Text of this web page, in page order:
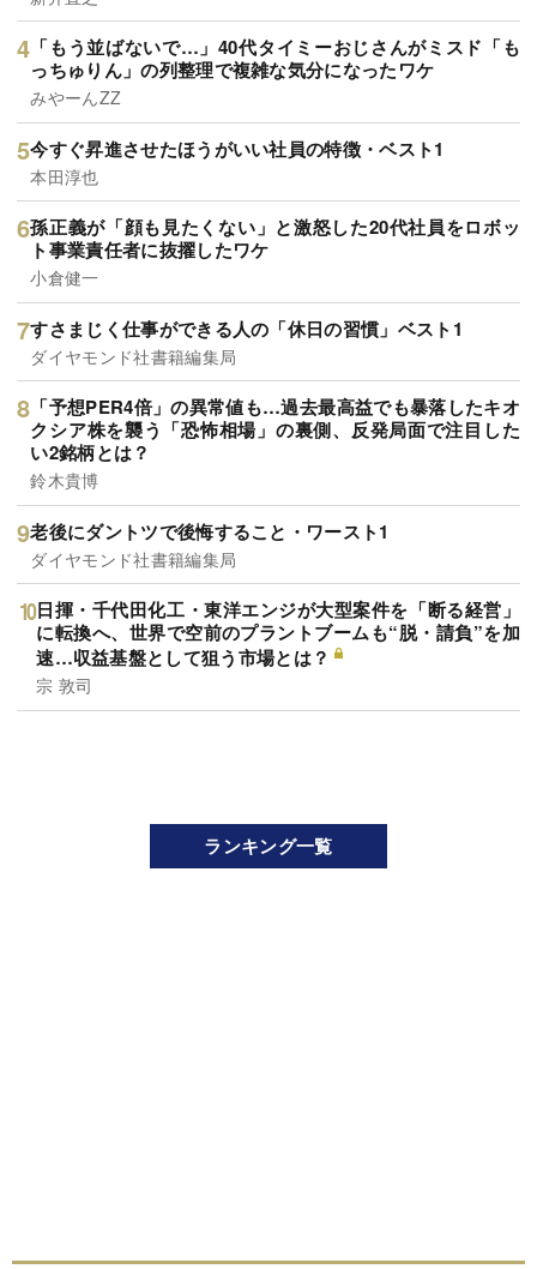
「もう並ばないで…」40代タイミーおじさんがミスド「も
っちゅりん」の列整理で複雑な気分になったワケ
みやーんZZ
今すぐ昇進させたほうがいい社員の特徴・ベスト1
本田淳也
孫正義が「顔も見たくない」と激怒した20代社員をロボッ
ト事業責任者に抜擢したワケ
小倉健一
すさまじく仕事ができる人の「休日の習慣」ベスト1
ダイヤモンド社書籍編集局
「予想PER4倍」の異常値も…過去最高益でも暴落したキオ
クシア株を襲う「恐怖相場」の裏側、反発局面で注目した
い2銘柄とは？
鈴木貴博
老後にダントツで後悔すること・ワースト1
ダイヤモンド社書籍編集局
日揮・千代田化工・東洋エンジが大型案件を「断る経営」
に転換へ、世界で空前のプラントブームも“脱・請負”を加
速…収益基盤として狙う市場とは？
宗 敦司
ランキング一覧